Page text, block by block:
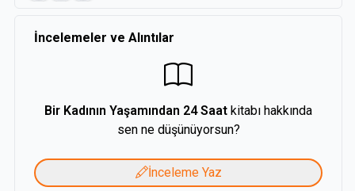
İncelemeler ve Alıntılar
Bir Kadının Yaşamından 24 Saat kitabı hakkında
sen ne düşünüyorsun?
İnceleme Yaz